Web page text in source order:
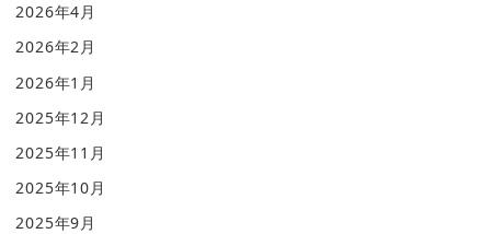
2026年4月
2026年2月
2026年1月
2025年12月
2025年11月
2025年10月
2025年9月